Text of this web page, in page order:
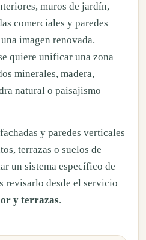
muros de jardín,
comerciales y paredes
imagen renovada.
quiere unificar una zona
minerales, madera,
natural o paisajismo
y paredes verticales
terrazas o suelos de
un sistema específico de
revisarlo desde el servicio
y terrazas.